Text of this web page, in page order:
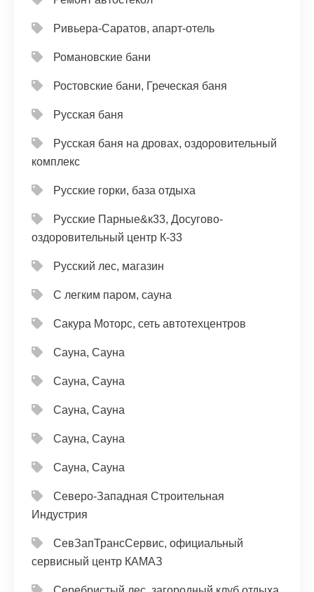
Ривьера-Саратов, апарт-отель
Романовские бани
Ростовские бани, Греческая баня
Русская баня
Русская баня на дровах, оздоровительный
комплекс
Русские горки, база отдыха
Русские Парные&к33, Досугово-
оздоровительный центр К-33
Русский лес, магазин
С легким паром, сауна
Сакура Моторс, сеть автотехцентров
Сауна, Сауна
Сауна, Сауна
Сауна, Сауна
Сауна, Сауна
Сауна, Сауна
Северо-Западная Строительная
Индустрия
СевЗапТрансСервис, официальный
сервисный центр КАМАЗ